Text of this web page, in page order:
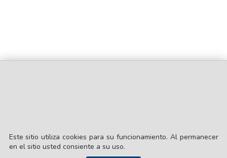
Este sitio utiliza cookies para su funcionamiento. Al permanecer
en el sitio usted consiente a su uso.